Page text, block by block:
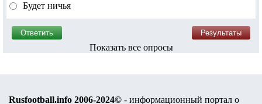
Будет ничья
Показать все опросы
Rusfootball.info 2006-2024© - информационный портал о